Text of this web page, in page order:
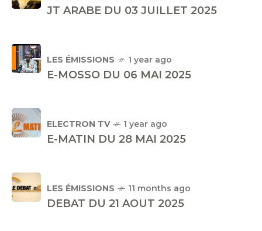
JT ARABE DU 03 JUILLET 2025
LES ÉMISSIONS 1 year ago
E-MOSSO DU 06 MAI 2025
ELECTRON TV 1 year ago
E-MATIN DU 28 MAI 2025
LES ÉMISSIONS 11 months ago
DEBAT DU 21 AOUT 2025